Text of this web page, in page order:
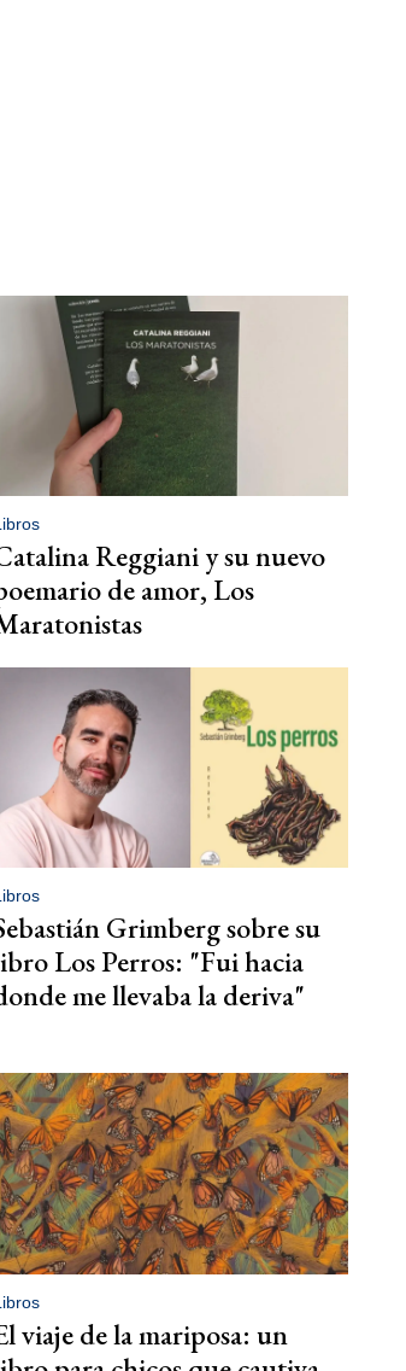
Reggiani y su nuevo
de amor, Los
Grimberg sobre su
Los Perros: "Fui hacia
me llevaba la deriva"
viaje de la mariposa: un